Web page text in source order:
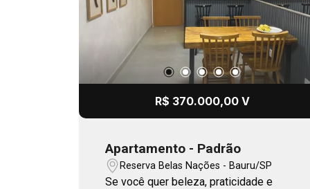
R$ 370.000,00 V
Apartamento - Padrão
Reserva Belas Nações - Bauru/SP
Se você quer beleza, praticidade e